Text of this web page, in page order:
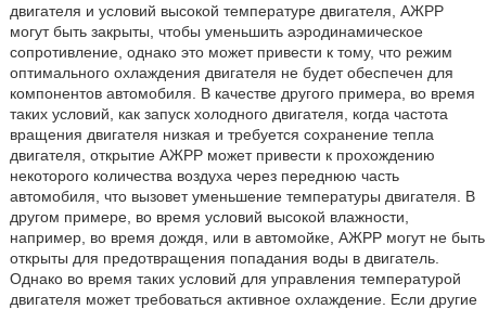
двигателя и условий высокой температуре двигателя, АЖРР
могут быть закрыты, чтобы уменьшить аэродинамическое
сопротивление, однако это может привести к тому, что режим
оптимального охлаждения двигателя не будет обеспечен для
компонентов автомобиля. В качестве другого примера, во время
таких условий, как запуск холодного двигателя, когда частота
вращения двигателя низкая и требуется сохранение тепла
двигателя, открытие АЖРР может привести к прохождению
некоторого количества воздуха через переднюю часть
автомобиля, что вызовет уменьшение температуры двигателя. В
другом примере, во время условий высокой влажности,
например, во время дождя, или в автомойке, АЖРР могут не быть
открыты для предотвращения попадания воды в двигатель.
Однако во время таких условий для управления температурой
двигателя может требоваться активное охлаждение. Если другие